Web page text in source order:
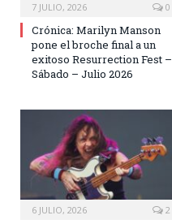
7 JULIO, 2026 0
Crónica: Marilyn Manson
pone el broche final a un
exitoso Resurrection Fest –
Sábado – Julio 2026
6 JULIO, 2026 2